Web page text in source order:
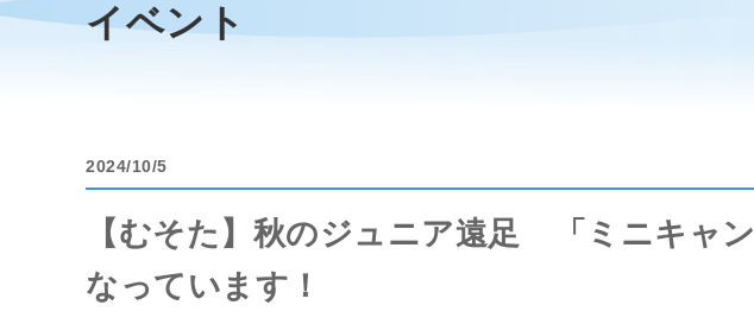
イベント
2024 10/5
【むそた】秋のジュニア遠足 「ミニキャ
なっています！